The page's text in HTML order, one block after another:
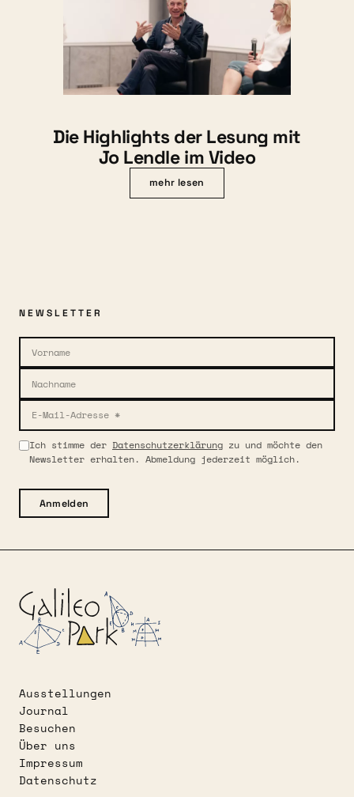
Die Highlights der Lesung mit
Jo Lendle im Video
mehr lesen
NEWSLETTER
Ich stimme der Datenschutzerklärung zu und möchte den
Newsletter erhalten. Abmeldung jederzeit möglich.
Anmelden
Ausstellungen
Journal
Besuchen
Über uns
Impressum
Datenschutz